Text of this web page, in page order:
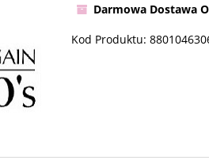
Darmowa Dostawa
Kod Produktu: